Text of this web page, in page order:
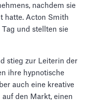
nachdem sie
hatte. Acton Smith
und stellten sie
stieg zur Leiterin der
ihre hypnotische
auch eine kreative
den Markt, einen